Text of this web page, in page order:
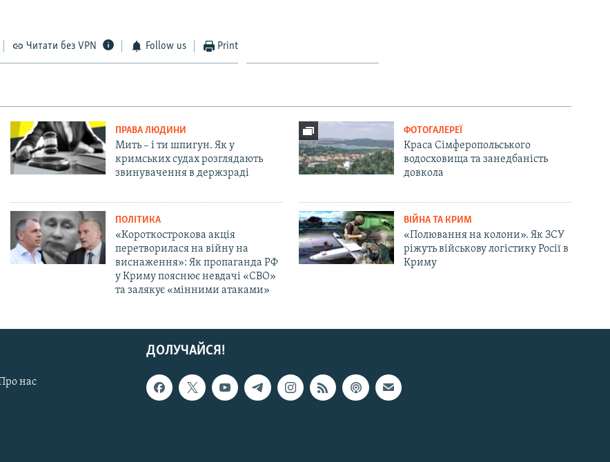
Читати без VPN Follow us Print
ПРАВА ЛЮДИНИ
Мить – і ти шпигун. Як у
кримських судах розглядають
звинувачення в держзраді
ФОТОГАЛЕРЕЇ
Краса Сімферопольського
водосховища та занедбаність
довкола
ПОЛІТИКА
«Короткострокова акція
перетворилася на війну на
виснаження»: Як пропаганда РФ
у Криму пояснює невдачі «СВО»
та залякує «мінними атаками»
ВІЙНА ТА КРИМ
«Полювання на колони». Як ЗСУ
ріжуть військову логістику Росії в
Криму
ДОЛУЧАЙСЯ!
нас